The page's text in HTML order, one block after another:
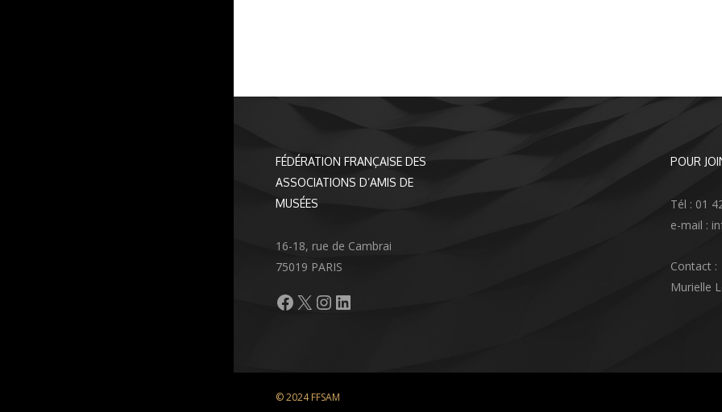
FÉDÉRATION FRANÇAISE DES
ASSOCIATIONS D’AMIS DE
MUSÉES
16-18, rue de Cambrai
75019 PARIS
Facebook
X Instagram
LinkedIn
POUR
Tél : 01
e-mail :
Contact :
Murielle
© 2024 FFSAM